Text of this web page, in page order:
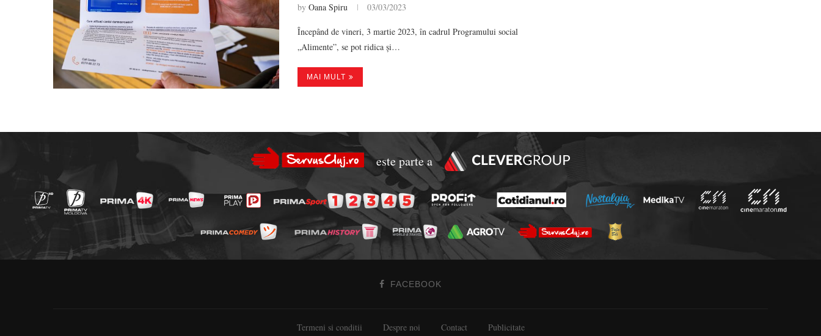
by Oana Spiru 03/03/2023
Începând de vineri, 3 martie 2023, în cadrul Programului social
„Alimente”, se pot ridica și…
MAI MULT
este parte a
FACEBOOK
Termeni si conditii Despre noi Contact Publicitate